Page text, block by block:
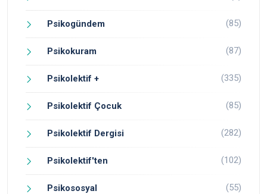
Psikogündem (85)
Psikokuram (87)
Psikolektif + (335)
Psikolektif Çocuk (85)
Psikolektif Dergisi (282)
Psikolektif'ten (102)
Psikososyal (55)